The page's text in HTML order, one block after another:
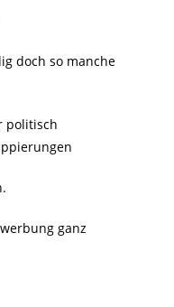
doch so manche
politisch
ganz